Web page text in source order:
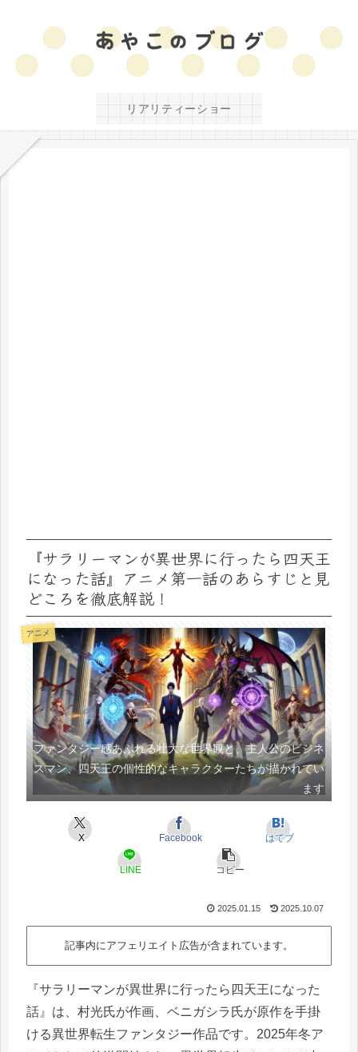
リアリティーショー
『サラリーマンが異世界に行ったら四天王
になった話』アニメ第一話のあらすじと見
どころを徹底解説！
アニメ
ファンタジー感あふれる壮大な世界観と、主人公のビジネ
スマン、四天王の個性的なキャラクターたちが描かれてい
ます
X Facebook はてブ
LINE コピー
2025.01.15 2025.10.07
記事内にアフェリエイト広告が含まれています。
『サラリーマンが異世界に行ったら四天王になった
話』は、村光氏が作画、ベニガシラ氏が原作を手掛
ける異世界転生ファンタジー作品です。2025年冬ア